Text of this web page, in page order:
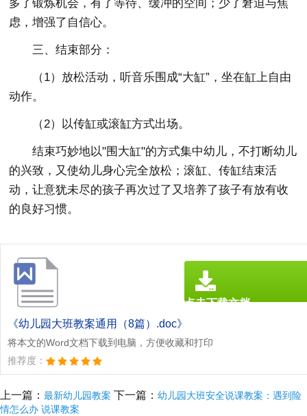
多了锻炼机会，有了等待、缓冲的空间；少了窘迫与焦
虑，增强了自信心。
三、结束部分：
（1）放松活动，听音乐围成“大缸”，坐在缸上自由
动作。
（2）以传缸或滚缸方式出场。
结束巧妙地以"围大缸"的方式集中幼儿，不打断幼儿
的兴致，又使幼儿身心完全放松；滚缸、传缸结束活
动，让意犹未尽的孩子再次过了又培养了孩子有放有收
的良好习惯。
《幼儿园大班教案通用（8篇）.doc》
将本文的Word文档下载到电脑，方便收藏和打印
推荐度：
点击下载文档
上一篇： 最新幼儿园教案 下一篇： 幼儿园大班安全说课教案：遇到险
情怎么办 说课教案